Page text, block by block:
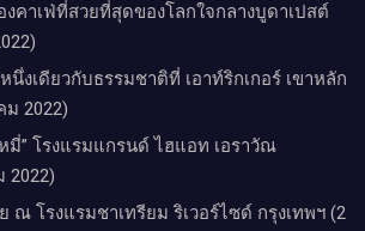
คาเฟ่ที่สวยที่สุดของโลกใจกลางบูดาเปสต์
งเดียวกับธรรมชาติที่ เอาท์ริกเกอร์ เขาหลัก
2022)
” โรงแรมแกรนด์ ไฮแอท เอราวัณ
2022)
ณ โรงแรมชาเทรียม ริเวอร์ไซด์ กรุงเทพฯ (2